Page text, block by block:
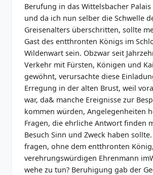
Berufung in das Wittelsbacher
und da ich nun selber die Schwelle
Greisenalters überschritten, sollte
Gast des entthronten Königs im
Wildenwart sein. Obzwar seit
Verkehr mit Fürsten, Königen und
gewöhnt, verursachte diese
Erregung in der alten Brust, weil
war, da& manche Ereignisse zur
kommen würden, Angelegenheiten
Fragen, die ehrliche Antwort finden
Besuch Sinn und Zweck haben
fragen, ohne dem entthronten
verehrungswürdigen Ehrenmann
wehe zu tun? Beruhigung gab der